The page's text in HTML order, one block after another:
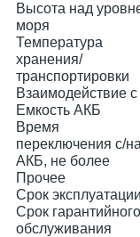
Высота над
моря
Температура
хранения/
транспортировки
Взаимодействие
Емкость АКБ
Время
переключения с/на
АКБ, не более
Прочее
Срок эксплуатации
Срок гарантийного
обслуживания